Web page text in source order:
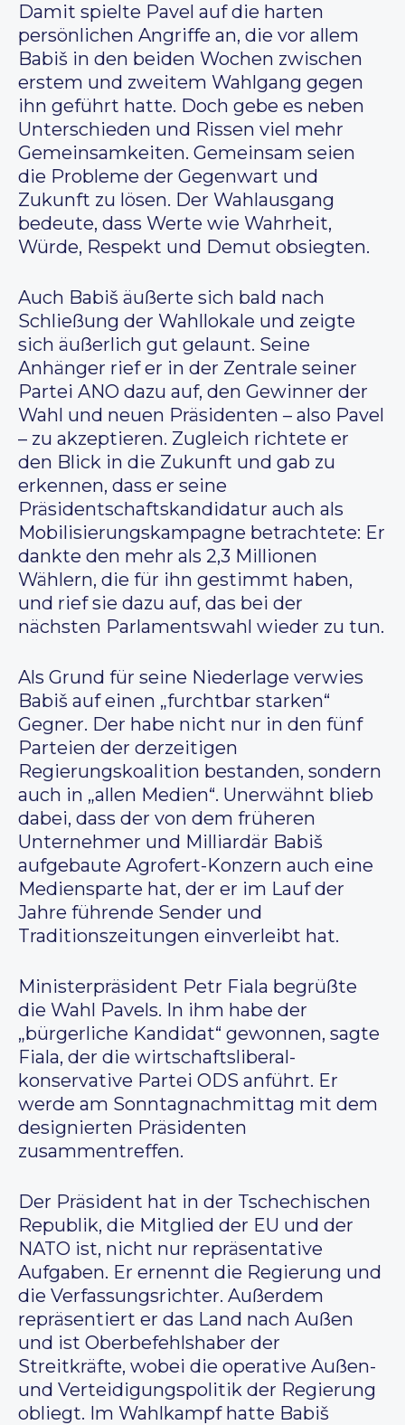
Damit spielte Pavel auf die harten
persönlichen Angriffe an, die vor allem
Babiš in den beiden Wochen zwischen
erstem und zweitem Wahlgang gegen
ihn geführt hatte. Doch gebe es neben
Unterschieden und Rissen viel mehr
Gemeinsamkeiten. Gemeinsam seien
die Probleme der Gegenwart und
Zukunft zu lösen. Der Wahlausgang
bedeute, dass Werte wie Wahrheit,
Würde, Respekt und Demut obsiegten.
Auch Babiš äußerte sich bald nach
Schließung der Wahllokale und zeigte
sich äußerlich gut gelaunt. Seine
Anhänger rief er in der Zentrale seiner
Partei ANO dazu auf, den Gewinner der
Wahl und neuen Präsidenten – also Pavel
– zu akzeptieren. Zugleich richtete er
den Blick in die Zukunft und gab zu
erkennen, dass er seine
Präsidentschaftskandidatur auch als
Mobilisierungskampagne betrachtete: Er
dankte den mehr als 2,3 Millionen
Wählern, die für ihn gestimmt haben,
und rief sie dazu auf, das bei der
nächsten Parlamentswahl wieder zu tun.
Als Grund für seine Niederlage verwies
Babiš auf einen „furchtbar starken“
Gegner. Der habe nicht nur in den fünf
Parteien der derzeitigen
Regierungskoalition bestanden, sondern
auch in „allen Medien“. Unerwähnt blieb
dabei, dass der von dem früheren
Unternehmer und Milliardär Babiš
aufgebaute Agrofert-Konzern auch eine
Mediensparte hat, der er im Lauf der
Jahre führende Sender und
Traditionszeitungen einverleibt hat.
Ministerpräsident Petr Fiala begrüßte
die Wahl Pavels. In ihm habe der
„bürgerliche Kandidat“ gewonnen, sagte
Fiala, der die wirtschaftsliberal-
konservative Partei ODS anführt. Er
werde am Sonntagnachmittag mit dem
designierten Präsidenten
zusammentreffen.
Der Präsident hat in der Tschechischen
Republik, die Mitglied der EU und der
NATO ist, nicht nur repräsentative
Aufgaben. Er ernennt die Regierung und
die Verfassungsrichter. Außerdem
repräsentiert er das Land nach Außen
und ist Oberbefehlshaber der
Streitkräfte, wobei die operative Außen-
und Verteidigungspolitik der Regierung
obliegt. Im Wahlkampf hatte Babiš